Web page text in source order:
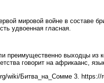
мировой войне в составе
удвоенная гласная.
преимущественно выходцы
говорит на африкаанс,
wiki/Битва_на_Сомме 3.